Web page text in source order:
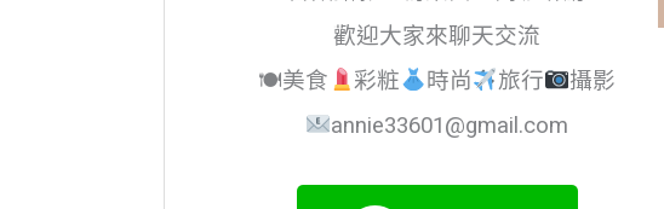
歡迎大家來聊天交流
🍽美食
彩粧 時尚 旅行
攝影
annie33601@gmail.com